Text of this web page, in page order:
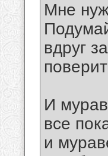
Мне
вдруг
И
все
и